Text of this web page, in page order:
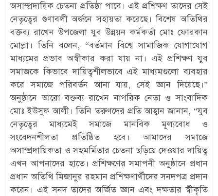
অসাম্প্রদায়িক চেতনা প্রতিষ্ঠা পাবে। এই প্রশিক্ষণ তাদের সেই
নেতৃত্বের গুণাবলী অর্জনে সহায়তা করেছে। বিশেষ অতিথির
বক্তব্য রাখেন উপজেলা যুব উন্নয়ন কর্মকর্তা মোঃ ফোরকান
মোল্লা। তিনি বলেন, “বর্তমান বিশ্বে সামাজিক যোগাযোগ
মাধ্যমের প্রভাব অস্বীকার করা যায় না। এই প্রশিক্ষণ যুব
সমাজকে কিভাবে দায়িত্বশীলভাবে এই মাধ্যমগুলো ব্যবহার
করে সমাজে পরিবর্তন আনা যায়, সেই জ্ঞান দিয়েছে।”
অনুষ্ঠানে আরো বক্তব্য রাখেন নাগরিক নেতা ও সাংবাদিক
মোঃ ইউসুফ আলী। তিনি তরুণদের প্রতি আহ্বান জানান, “যুব
নেতৃত্বের মাধ্যমেই সমাজে মানবিক মূল্যবোধ ও
সংবেদনশীলতা প্রতিষ্ঠিত হবে। আমাদের সমাজে
অসাম্প্রদায়িকতা ও সহমর্মিতার চেতনা ছড়িয়ে দেওয়ার দায়িত্ব
এখন আপনাদের হাতে। প্রশিক্ষণের সমাপনী অনুষ্ঠানে প্রধান
প্রধান অতিথি মিজানুর রহমান প্রশিক্ষণার্থীদের সনদপত্র প্রদান
করেন। এই সনদ তাদের অর্জিত জ্ঞান এবং দক্ষতার স্বীকৃতি